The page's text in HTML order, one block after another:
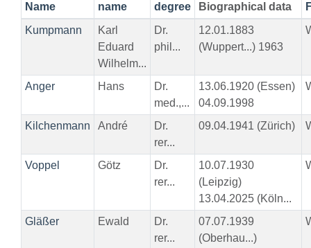
Name
name
degree
Biographical data
Kumpmann
Karl
Eduard
Wilhelm...
Dr.
phil...
12.01.1883
(Wuppert...) 1963
Anger Hans
Dr.
med.,...
13.06.1920 (Essen)
04.09.1998
Kilchenmann André
Dr.
rer...
09.04.1941 (Zürich)
Voppel Götz
Dr.
rer...
10.07.1930
(Leipzig)
13.04.2025 (Köln...
Gläßer Ewald
Dr.
rer...
07.07.1939
(Oberhau...)